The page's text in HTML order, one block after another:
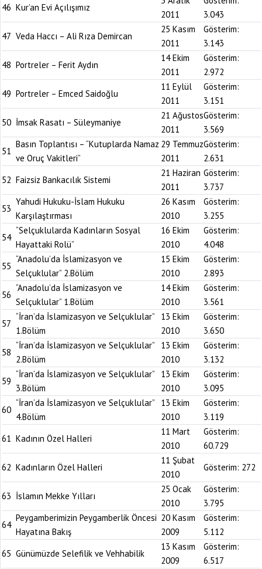
46 Kur’an Evi Açılışımız
2011
3.043
47 Veda Haccı – Ali Rıza Demircan
25 Kasım
2011
Gösterim:
3.143
48 Portreler – Ferit Aydın
14 Ekim
2011
Gösterim:
2.972
49 Portreler – Emced Saidoğlu
11 Eylül
2011
Gösterim:
3.151
50 İmsak Rasatı – Süleymaniye
21 Ağustos
2011
Gösterim:
3.569
51
Basın Toplantısı – “Kutuplarda Namaz
ve Oruç Vakitleri”
29 Temmuz
2011
Gösterim:
2.631
52 Faizsiz Bankacılık Sistemi
21 Haziran
2011
Gösterim:
3.737
53
Yahudi Hukuku-İslam Hukuku
Karşılaştırması
26 Kasım
2010
Gösterim:
3.255
54
“Selçuklularda Kadınların Sosyal
Hayattaki Rolü”
16 Ekim
2010
Gösterim:
4.048
55
“Anadolu’da İslamizasyon ve
Selçuklular” 2.Bölüm
15 Ekim
2010
Gösterim:
2.893
56
“Anadolu’da İslamizasyon ve
Selçuklular” 1.Bölüm
14 Ekim
2010
Gösterim:
3.561
57
“İran’da İslamizasyon ve Selçuklular”
1.Bölüm
13 Ekim
2010
Gösterim:
3.650
58
“İran’da İslamizasyon ve Selçuklular”
2.Bölüm
13 Ekim
2010
Gösterim:
3.132
59
“İran’da İslamizasyon ve Selçuklular”
3.Bölüm
13 Ekim
2010
Gösterim:
3.095
60
“İran’da İslamizasyon ve Selçuklular”
4.Bölüm
13 Ekim
2010
Gösterim:
3.119
61 Kadının Özel Halleri
11 Mart
2010
Gösterim:
60.729
62 Kadınların Özel Halleri
11 Şubat
2010
Gösterim: 272
63 İslamın Mekke Yılları
25 Ocak
2010
Gösterim:
3.795
64
Peygamberimizin Peygamberlik Öncesi
Hayatına Bakış
20 Kasım
2009
Gösterim:
5.112
65 Günümüzde Selefilik ve Vehhabilik
13 Kasım
2009
Gösterim:
6.517